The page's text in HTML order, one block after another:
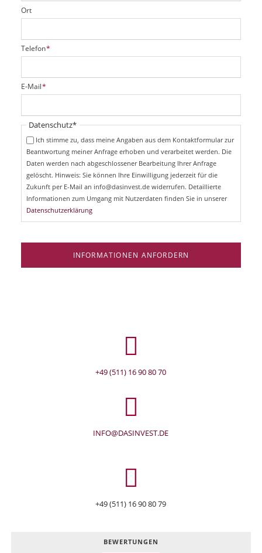
Ort
P
f
i
c
t
f
Telefon*
P
f
i
E-Mail*
Pflichtfeld
Datenschutz*
Ich stimme zu, dass meine Angaben aus dem Kontaktformular zur
Beantwortung meiner Anfrage erhoben und verarbeitet werden. Die
Daten werden nach abgeschlossener Bearbeitung Ihrer Anfrage
gelöscht. Hinweis: Sie können Ihre Einwilligung jederzeit für die
Zukunft per E-Mail an info@dasinvest.de widerrufen. Detaillierte
Informationen zum Umgang mit Nutzerdaten finden Sie in unserer
Datenschutzerklärung
INFORMATIONEN ANFORDERN
+49 (511) 16 90 80 70
INFO@DASINVEST.DE
+49 (511) 16 90 80 79
BEWERTUNGEN